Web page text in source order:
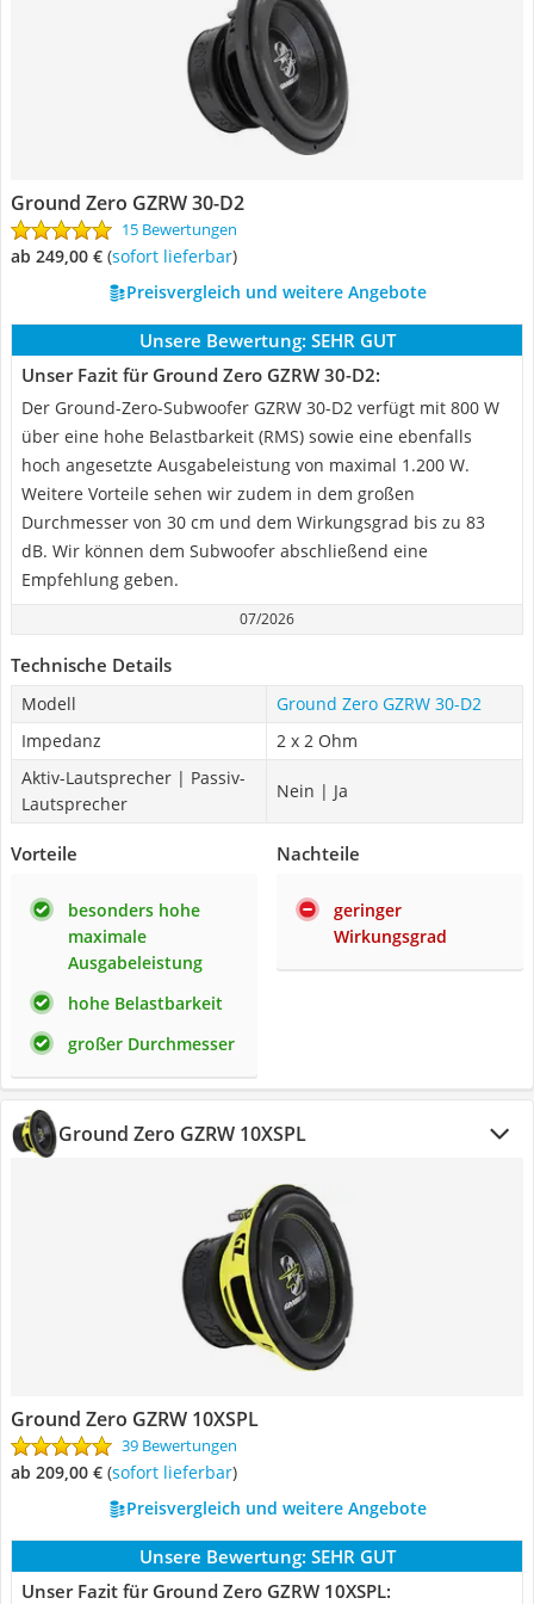
Ground Zero GZRW 30-D2
15 Bewertungen
ab 249,00 € ( Sofort lieferbar)
Preisvergleich und weitere Angebote
Unsere Bewertung: SEHR GUT
Unser Fazit für Ground Zero GZRW 30-D2:
Der Ground-Zero-Subwoofer GZRW 30-D2 verfügt mit 800 W
über eine hohe Belastbarkeit (RMS) sowie eine ebenfalls
hoch angesetzte Ausgabeleistung von maximal 1.200 W.
Weitere Vorteile sehen wir zudem in dem großen
Durchmesser von 30 cm und dem Wirkungsgrad bis zu 83
dB. Wir können dem Subwoofer abschließend eine
Empfehlung geben.
07/2026
Technische Details
Modell
Ground Zero GZRW 30-D2
Impedanz
2 x 2 Ohm
Aktiv-Lautsprecher | Passiv-
Lautsprecher
Nein | Ja
Vorteile
besonders hohe
maximale
Ausgabeleistung
hohe Belastbarkeit
großer Durchmesser
Nachteile
geringer
Wirkungsgrad
Ground Zero GZRW 10XSPL
Ground Zero GZRW 10XSPL
39 Bewertungen
ab 209,00 € ( Sofort lieferbar)
Preisvergleich und weitere Angebote
Unsere Bewertung: SEHR GUT
Unser Fazit für Ground Zero GZRW 10XSPL: